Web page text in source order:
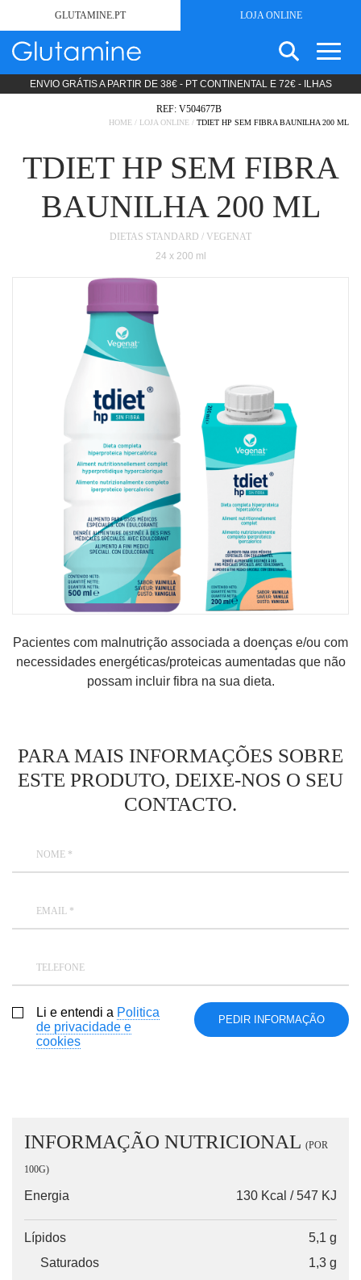
GLUTAMINE.PT LOJA ONLINE
SEM GLÚTEN
COSMÉTICA
DIETAS STANDARD
DIETAS ESPECÍFICAS
CARRINHO DE COMPRAS
SEARCH
ENVIO GRÁTIS A PARTIR DE 38€ - PT CONTINENTAL E 72€ - ILHAS
REF: V504677B
HOME / LOJA ONLINE / TDIET HP SEM FIBRA BAUNILHA 200 ML
TDIET HP SEM FIBRA
BAUNILHA 200 ML
DIETAS STANDARD / VEGENAT
24 x 200 ml
Pacientes com malnutrição associada a doenças e/ou com
necessidades energéticas/proteicas aumentadas que não
possam incluir fibra na sua dieta.
PARA MAIS INFORMAÇÕES SOBRE
ESTE PRODUTO, DEIXE-NOS O SEU
CONTACTO.
NOME *
EMAIL *
TELEFONE
Li e entendi a Politica
de privacidade e
cookies
INFORMAÇÃO NUTRICIONAL (POR
100G)
Energia 130 Kcal / 547 KJ
Lípidos
5,1 g
Saturados
1,3 g